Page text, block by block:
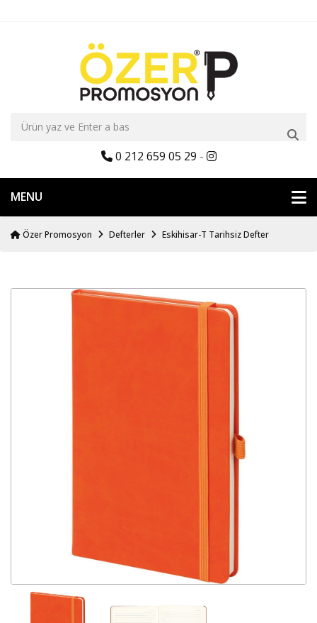
0 212 659 05 29 -
MENU
Özer Promosyon Defterler Eskihisar-T Tarihsiz Defter